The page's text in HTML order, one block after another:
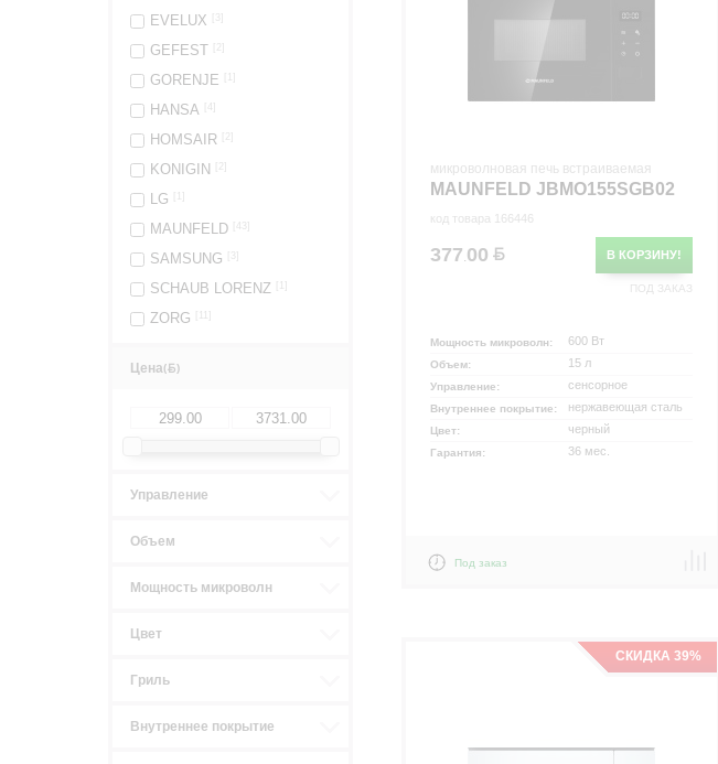
EVELUX
GEFEST
GORENJE
HANSA
HOMSAIR
KONIGIN
LG
MAUNFELD
SAMSUNG
SCHAUB LORENZ
ZORG
Цена( )
Управление
Объем
Мощность микроволн
Цвет
Гриль
Внутреннее покрытие
микроволновая печь встраиваемая
MAUNFELD JBMO155SGB02
код товара 166446
В КОРЗИНУ!
377.00
р
ПОД ЗАКАЗ
Мощность микроволн: 600 Вт
Объем: 15 л
Управление: сенсорное
Внутреннее покрытие: нержавеющая сталь
Цвет: черный
Гарантия: 36 мес.
Под заказ
СКИДКА 39%